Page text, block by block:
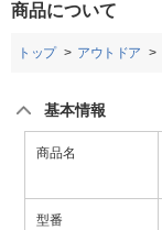
商品について
トップ アウトドア
基本情報
商品名
型番